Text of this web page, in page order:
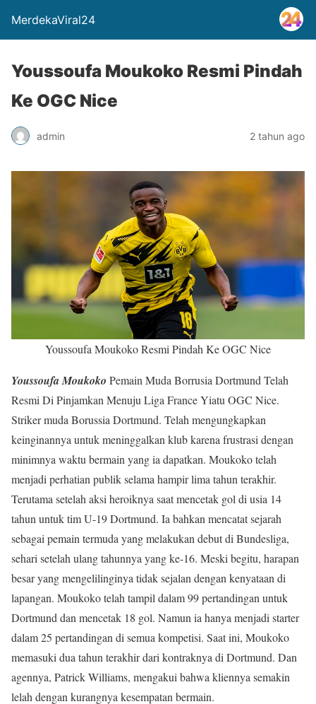
MerdekaViral24
Youssoufa Moukoko Resmi Pindah
Ke OGC Nice
admin 2 tahun ago
Youssoufa Moukoko Resmi Pindah Ke OGC Nice
Youssoufa Moukoko Pemain Muda Borrusia Dortmund Telah
Resmi Di Pinjamkan Menuju Liga France Yiatu OGC Nice.
Striker muda Borussia Dortmund. Telah mengungkapkan
keinginannya untuk meninggalkan klub karena frustrasi dengan
minimnya waktu bermain yang ia dapatkan. Moukoko telah
menjadi perhatian publik selama hampir lima tahun terakhir.
Terutama setelah aksi heroiknya saat mencetak gol di usia 14
tahun untuk tim U-19 Dortmund. Ia bahkan mencatat sejarah
sebagai pemain termuda yang melakukan debut di Bundesliga,
sehari setelah ulang tahunnya yang ke-16. Meski begitu, harapan
besar yang mengelilinginya tidak sejalan dengan kenyataan di
lapangan. Moukoko telah tampil dalam 99 pertandingan untuk
Dortmund dan mencetak 18 gol. Namun ia hanya menjadi starter
dalam 25 pertandingan di semua kompetisi. Saat ini, Moukoko
memasuki dua tahun terakhir dari kontraknya di Dortmund. Dan
agennya, Patrick Williams, mengakui bahwa kliennya semakin
lelah dengan kurangnya kesempatan bermain.